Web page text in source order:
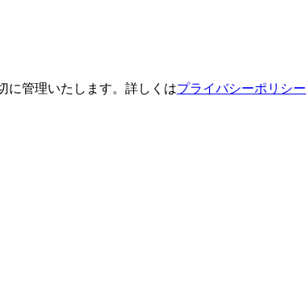
に管理いたします。詳しくはプライバシーポリシー